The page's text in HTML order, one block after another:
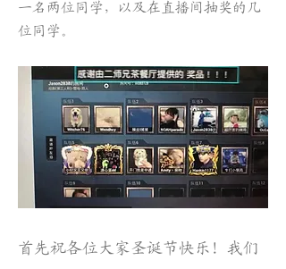
一名两位同学，以及在直播间抽奖的几
位同学。
首先祝各位大家圣诞节快乐！我们